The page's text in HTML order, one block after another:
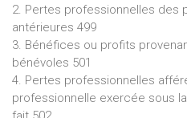
2. Pertes professionnelles des
antérieures 499
3. Bénéfices ou profits
bénévoles 501
4. Pertes professionnelles
professionnelle exercée sous